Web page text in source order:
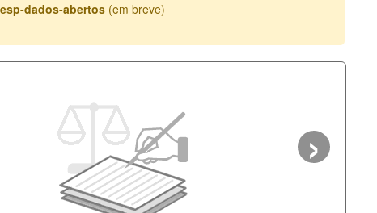
dados-abertos (em breve)
›